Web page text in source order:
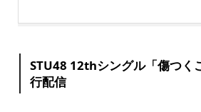
STU48 12thシングル「傷つく
行配信